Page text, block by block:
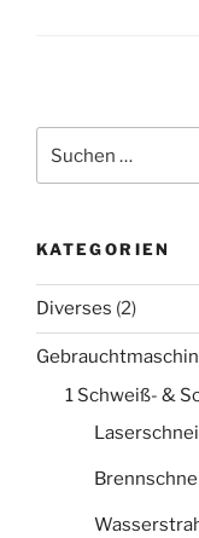
nach:
KATEGORIEN
Diverses (2)
1 Schweiß- &